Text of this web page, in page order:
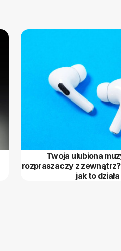
Twoja ulubiona
rozpraszaczy z
jak to działa